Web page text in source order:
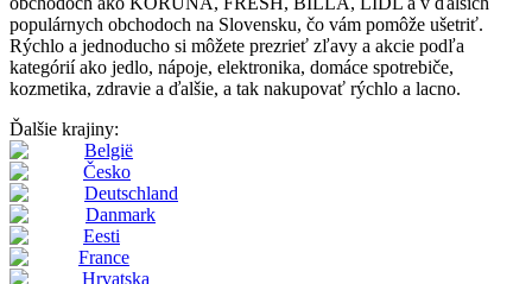
populárnych obchodoch na Slovensku, čo vám pomôže ušetriť.
Rýchlo a jednoducho si môžete prezrieť zľavy a akcie podľa
kategórií ako jedlo, nápoje, elektronika, domáce spotrebiče,
kozmetika, zdravie a ďalšie, a tak nakupovať rýchlo a lacno.
Ďalšie krajiny:
België
Česko
Deutschland
Danmark
Eesti
France
Hrvatska